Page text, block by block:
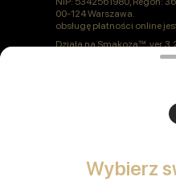
00-124 Warszawa.
obsługę płatności online
Działa na Smakozaver.
Polityka
Wybierz